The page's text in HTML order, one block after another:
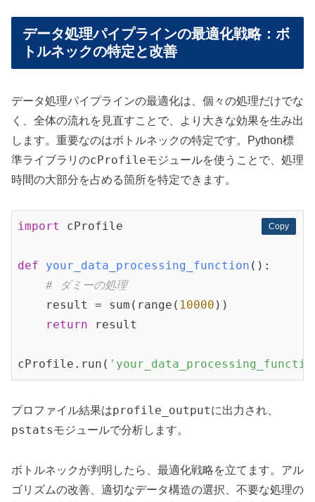
データ処理パイプラインの最適化戦略：ボ
トルネックの特定と改善
データ処理パイプラインの最適化は、個々の処理だけでな
く、全体の流れを見直すことで、より大きな効果を生み出
します。重要なのはボトルネックの特定です。Python標
準ライブラリのcProfileモジュールを使うことで、処理
時間の大部分を占める箇所を特定できます。
Copy
Copy
import cProfile
def your_data_processing_function () :
# ダミーの処理
    result = sum(range(
10000 ))
return result
cProfile.run(
プロファイル結果はprofile_outputに出力され、
pstatsモジュールで分析します。
ボトルネックが判明したら、最適化戦略を立てます。アル
ゴリズムの改善、適切なデータ構造の選択、不要な処理の